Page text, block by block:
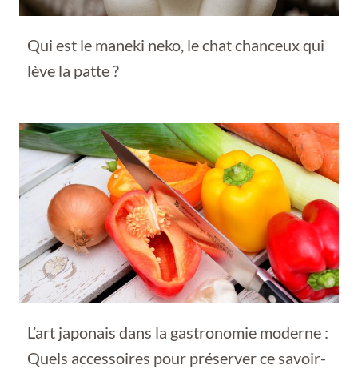
Qui est le maneki neko, le chat chanceux qui
lève la patte ?
L’art japonais dans la gastronomie moderne :
Quels accessoires pour préserver ce savoir-